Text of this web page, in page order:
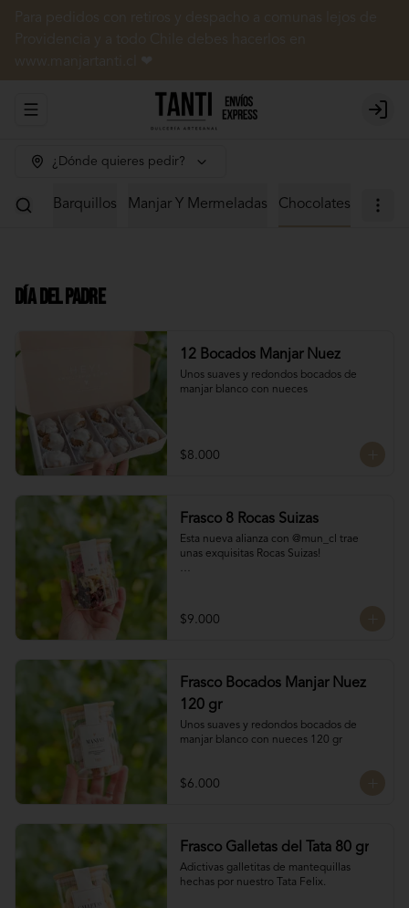
Abrir menu de navegación Login
¿Dónde quieres pedir?
Barquillos Manjar Y Mermeladas Chocolates
Día del Padre
12 Bocados Manjar Nuez
Unos suaves y redondos bocados de
manjar blanco con nueces
$8.000
Frasco 8 Rocas Suizas
Esta nueva alianza con @mun_cl trae
unas exquisitas Rocas Suizas!
chocolate
Chocolate de leche
Chocolate Blanco
Chocolate de Frambuesa
$9.000
Frasco Bocados Manjar Nuez
120 gr
Unos suaves y redondos bocados de
manjar blanco con nueces 120 gr
$6.000
Frasco Galletas del Tata 80 gr
Adictivas galletitas de mantequillas
hechas por nuestro Tata Felix.